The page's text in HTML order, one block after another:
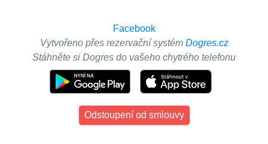
Facebook
Vytvořeno přes rezervační systém Dogres.cz
Stáhněte si Dogres do vašeho chytrého telefonu
Odstoupení od smlouvy